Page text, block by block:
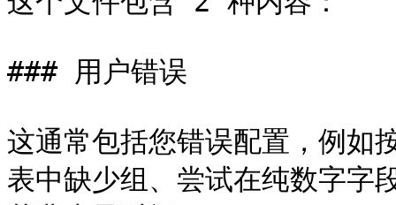
### 用户错误
这通常包括您错误配置，例如
表中缺少组、尝试在纯数字字